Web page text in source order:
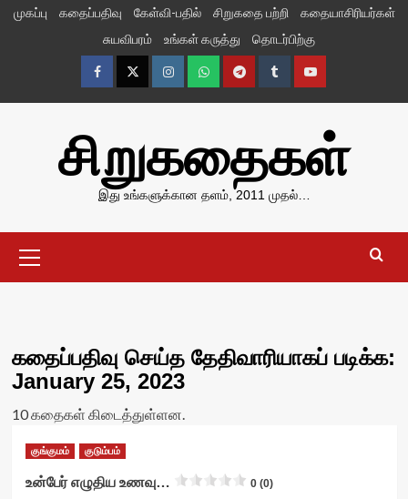
Skipமுகப்பு கதைப்பதிவு கேள்வி-பதில் சிறுகதை பற்றி
கதையாசிரியர்கள்
சுயவிபரம்
உங்கள் கருத்து தொடர்பிற்கு
FacebookTwitterInstagramWhatsappTelegramTumblrYouTube
சிறுகதைகள்
இது உங்களுக்கான தளம், 2011 முதல்…
Menu
கதைப்பதிவு செய்த தேதிவாரியாகப் படிக்க:
January 25, 2023
10 கதைகள் கிடைத்துள்ளன.
குங்குமம் குடும்பம்
உன்பேர் எழுதிய உணவு… 0 (0)